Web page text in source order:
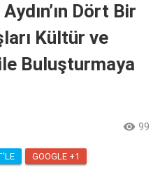
Dört Bir
Kültür ve
Buluşturmaya
 99
GOOGLE +1